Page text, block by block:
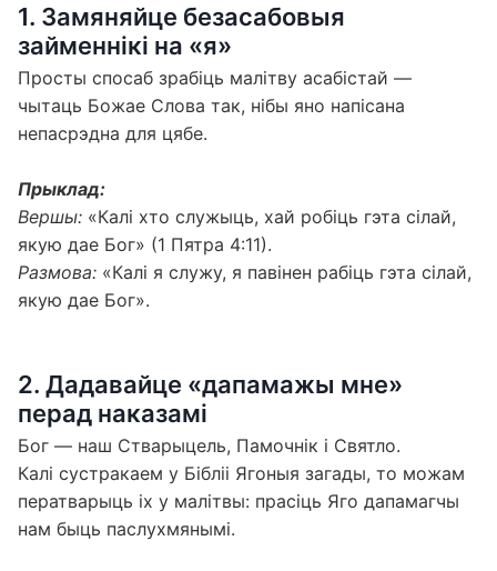
1. Замяняйце безасабовыя
займеннікі на «я»
Просты спосаб зрабіць малітву асабістай —
чытаць Божае Слова так, нібы яно напісана
непасрэдна для цябе.
Прыклад:
Вершы: «Калі хто служыць, хай робіць гэта сілай,
якую дае Бог» (1 Пятра 4:11).
Размова: «Калі я служу, я павінен рабіць гэта сілай,
якую дае Бог».
2. Дадавайце «дапамажы мне»
перад наказамі
Бог — наш Стварыцель, Памочнік і Святло.
Калі сустракаем у Бібліі Ягоныя загады, то можам
ператварыць іх у малітвы: прасіць Яго дапамагчы
нам быць паслухмянымі.